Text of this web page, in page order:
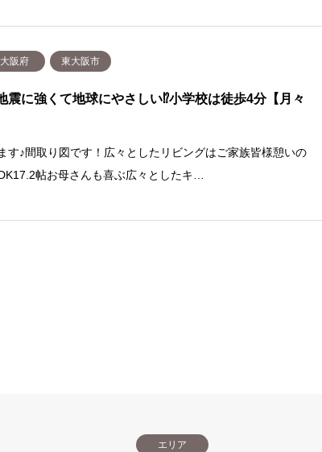
大阪府 東大阪市
震に強くて地球にやさしい⁉小学校は徒歩4分【月々
す♪間取り図です！広々としたリビングはご家族皆様憩いの
帖お母さんも喜ぶ広々としたキ…
エリア